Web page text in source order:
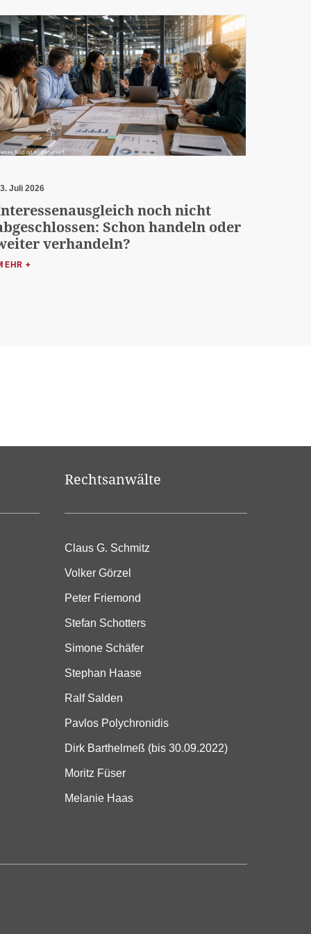
Juli 2026
noch nicht
Schon handeln oder
verhandeln?
+
Rechtsanwälte
Claus G. Schmitz
Volker Görzel
Peter Friemond
Stefan Schotters
Simone Schäfer
Stephan Haase
Ralf Salden
Pavlos Polychronidis
Dirk Barthelmeß (bis 30.09.2022)
Moritz Füser
Melanie Haas